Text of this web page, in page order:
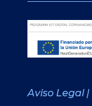
Aviso Legal |